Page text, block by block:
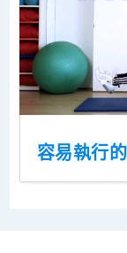
容易執行